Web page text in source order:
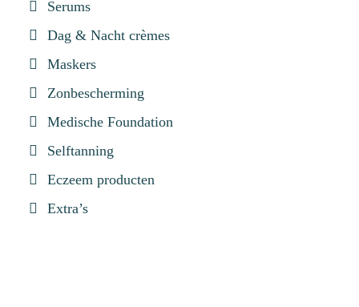
Serums
Dag & Nacht crèmes
Maskers
Zonbescherming
Medische Foundation
Selftanning
Eczeem producten
Extra’s